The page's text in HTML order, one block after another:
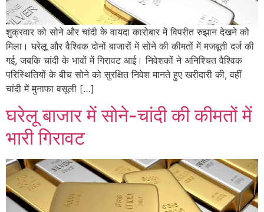
शुक्रवार को सोने और चांदी के वायदा कारोबार में विपरीत रुझान देखने को
मिला। घरेलू और वैश्विक दोनों बाजारों में सोने की कीमतों में मजबूती दर्ज की
गई, जबकि चांदी के भावों में गिरावट आई। निवेशकों ने अनिश्चित वैश्विक
परिस्थितियों के बीच सोने को सुरक्षित निवेश मानते हुए खरीदारी की, वहीं
चांदी में मुनाफा वसूली […]
घरेलू बाजार में सोने-चांदी की कीमतों में
भारी गिरावट